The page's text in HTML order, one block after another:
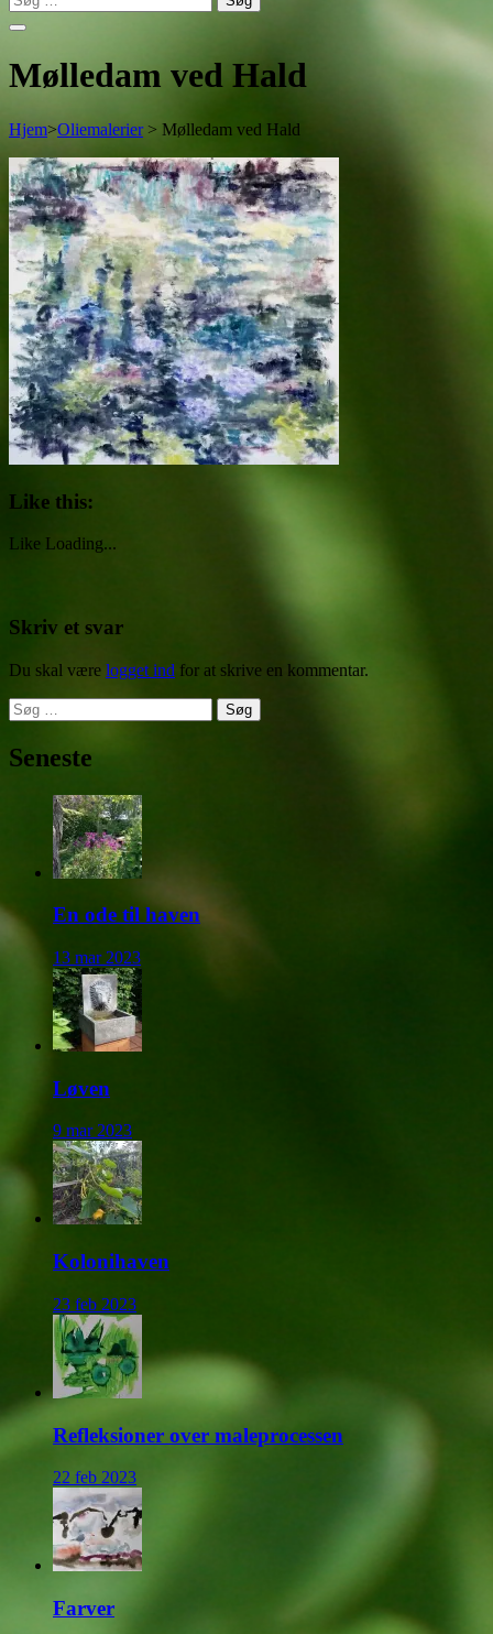
efter:
Mølledam ved Hald
Hjem>Oliemalerier > Mølledam ved Hald
Like this:
Like Loading...
Skriv et svar
Du skal være logget ind for at skrive en kommentar.
Søg
efter:
Seneste
En ode til haven
13 mar 2023
Løven
9 mar 2023
Kolonihaven
23 feb 2023
Refleksioner over maleprocessen
22 feb 2023
Farver